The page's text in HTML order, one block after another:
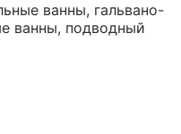
ванны, гальвано-
ванны, подводный